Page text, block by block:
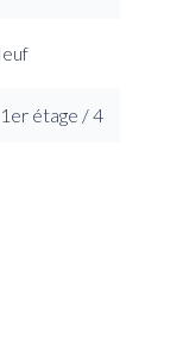
1er étage / 4